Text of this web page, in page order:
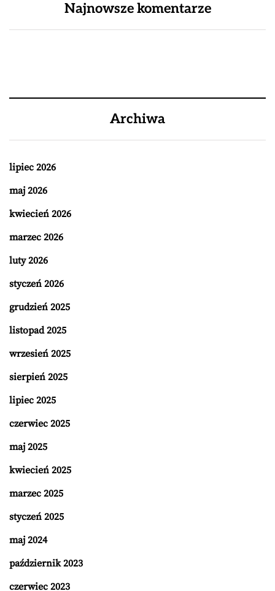
Najnowsze komentarze
Archiwa
lipiec 2026
maj 2026
kwiecień 2026
marzec 2026
luty 2026
styczeń 2026
grudzień 2025
listopad 2025
wrzesień 2025
sierpień 2025
lipiec 2025
czerwiec 2025
maj 2025
kwiecień 2025
marzec 2025
styczeń 2025
maj 2024
październik 2023
czerwiec 2023